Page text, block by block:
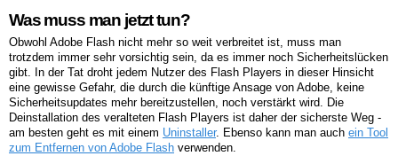
Was muss man jetzt tun?
Obwohl Adobe Flash nicht mehr so weit verbreitet ist, muss man
trotzdem immer sehr vorsichtig sein, da es immer noch Sicherheitslücken
gibt. In der Tat droht jedem Nutzer des Flash Players in dieser Hinsicht
eine gewisse Gefahr, die durch die künftige Ansage von Adobe, keine
Sicherheitsupdates mehr bereitzustellen, noch verstärkt wird. Die
Deinstallation des veralteten Flash Players ist daher der sicherste Weg -
am besten geht es mit einem Uninstaller. Ebenso kann man auch ein Tool
zum Entfernen von Adobe Flash verwenden.